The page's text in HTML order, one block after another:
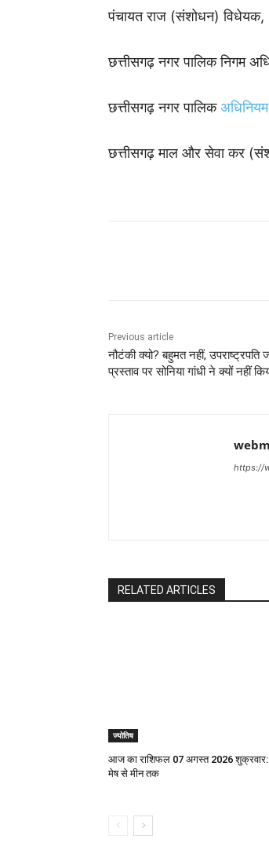
पंचायत राज (संशोधन) विधेयक,
छत्तीसगढ़ नगर पालिक निगम
छत्तीसगढ़ नगर पालिकअधिनियम
छत्तीसगढ़ माल और सेवा कर
Previous article
नौटंकी क्यो? बहुमत नहीं,
प्रस्ताव पर सोनिया गांधी ने क्यों नहीं
https://
RELATED ARTICLES
ज्योतिष
आज का राशिफल 07 अगस्त 2026 शुक्रवार:
मेष से मीन तक